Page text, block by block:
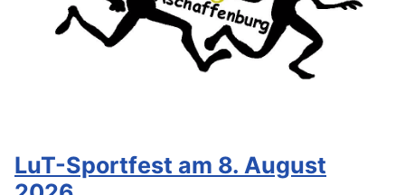
LuT-Sportfest am 8. August